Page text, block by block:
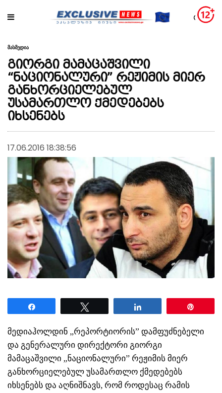
მასმედია
გიორგი მამაცაშვილი
“ნაციონალური” რეჟიმის მიერ
განხორციელებულ
უსამართლო ქმედებებს
იხსენებს
17.06.2016 18:38:56
მედიაჰოლდინ „რეპორტიორის” დამფუძნებელი
და გენერალური დირექტორი გიორგი
მამაცაშვილი „ნაციონალური” რეჟიმის მიერ
განხორციელებულ უსამართლო ქმედებებს
იხსენებს და აღნიშნავს, რომ როდესაც რამის